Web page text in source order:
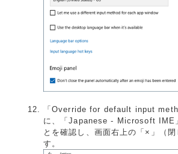
「Override for default input
に、「Japanese - Microsoft IME
とを確認し、画面右上の「×」（
す。